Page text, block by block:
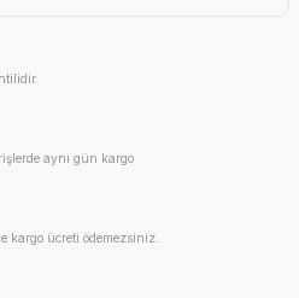
aynı gün kargo
kargo ücreti ödemezsiniz.